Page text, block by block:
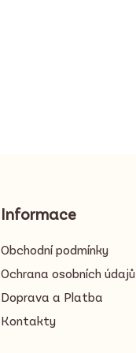
Informace
Obchodní podmínky
Ochrana osobních údajů
Doprava a Platba
Kontakty